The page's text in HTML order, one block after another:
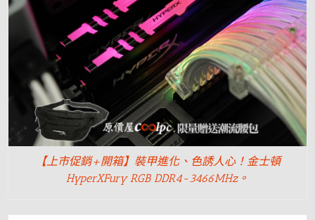
【上市促銷+開箱】裝甲進化、色誘人心！金士頓
HyperXFury RGB DDR4-3466MHz。